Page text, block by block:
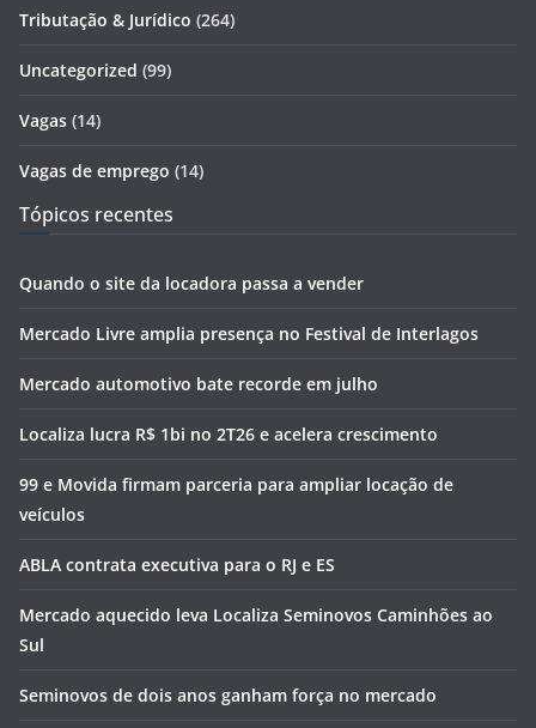
Tributação & Jurídico (264)
Uncategorized (99)
Vagas (14)
Vagas de emprego (14)
Tópicos recentes
Quando o site da locadora passa a vender
Mercado Livre amplia presença no Festival de Interlagos
Mercado automotivo bate recorde em julho
Localiza lucra R$ 1bi no 2T26 e acelera crescimento
99 e Movida firmam parceria para ampliar locação de
veículos
ABLA contrata executiva para o RJ e ES
Mercado aquecido leva Localiza Seminovos Caminhões ao
Sul
Seminovos de dois anos ganham força no mercado